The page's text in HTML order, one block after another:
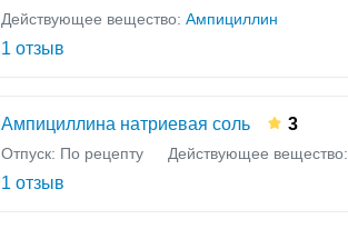
Действующее вещество: Ампициллин
1 отзыв
Ампициллина натриевая соль 3
Отпуск: По рецепту Действующее вещество:
1 отзыв